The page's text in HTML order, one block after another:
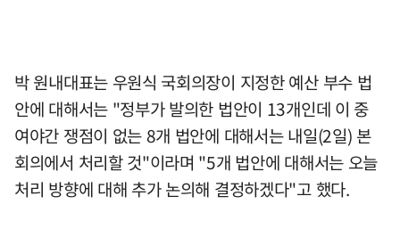
박 원내대표는 우원식 국회의장이 지정한 예산 부수 법
안에 대해서는 "정부가 발의한 법안이 13개인데 이 중
여야간 쟁점이 없는 8개 법안에 대해서는 내일(2일) 본
회의에서 처리할 것"이라며 "5개 법안에 대해서는 오늘
처리 방향에 대해 추가 논의해 결정하겠다"고 했다.